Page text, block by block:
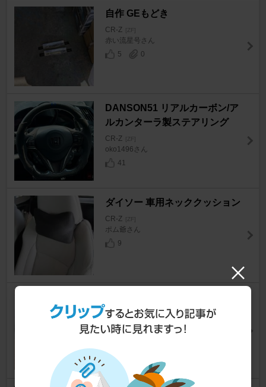
自作 GEもどき
CR-Z [ZF]
赤い流星号さん
5
0
DANSON51 リアルカーボン/ア
ルカンターラ製ステアリング
CR-Z [ZF]
oko1496さん
41
ダイソー 車用ネッククッション
CR-Z [ZF]
ポム爺さん
9
テールゲートスポイラー( 光沢
黒, 3.5cm光沢黒)
ポム爺さん
14